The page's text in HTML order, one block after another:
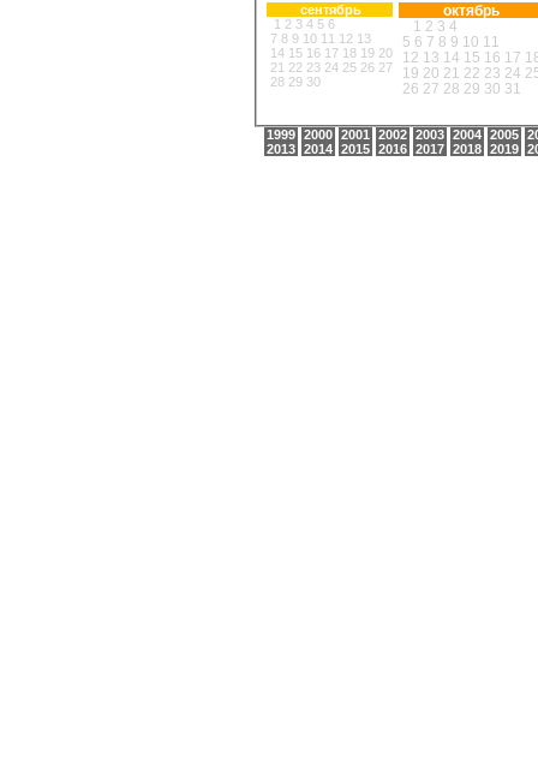
сентябрь
1 2 3 4 5 6
7 8 9 10 11 12 13
14 15 16 17 18 19 20
21 22 23 24 25 26 27
28 29 30
октябрь
1 2 3 4
5 6 7 8 9 10 11
12 13 14 15 16 17
19 20 21 22 23 24
26 27 28 29 30 31
1999 2000 2001 2002 2003 2004 2005
2013 2014 2015 2016 2017 2018 2019